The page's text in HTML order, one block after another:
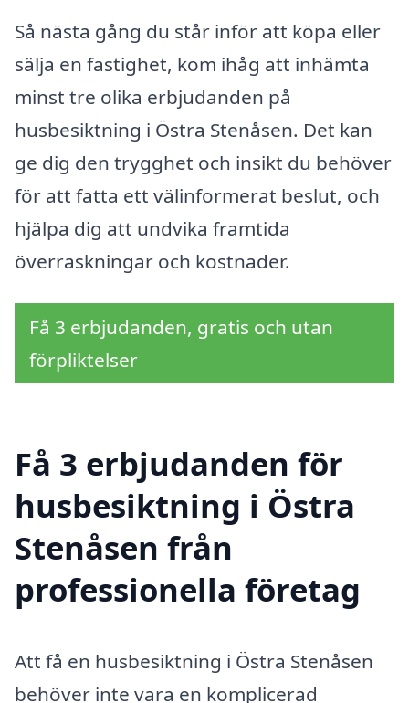
Så nästa gång du står inför att köpa eller
sälja en fastighet, kom ihåg att inhämta
minst tre olika erbjudanden på
husbesiktning i Östra Stenåsen. Det kan
ge dig den trygghet och insikt du behöver
för att fatta ett välinformerat beslut, och
hjälpa dig att undvika framtida
överraskningar och kostnader.
Få 3 erbjudanden, gratis och utan
förpliktelser
Få 3 erbjudanden för
husbesiktning i Östra
Stenåsen från
professionella företag
Att få en husbesiktning i Östra Stenåsen
behöver inte vara en komplicerad